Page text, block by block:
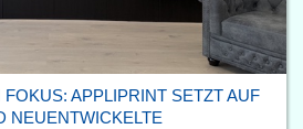
APPLIPRINT SETZT AUF
NEUENTWICKELTE